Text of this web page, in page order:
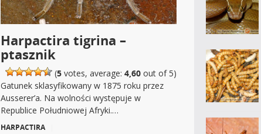
Harpactira tigrina –
ptasznik
(5 votes, average: 4,60 out of 5)
Gatunek sklasyfikowany w 1875 roku przez
Ausserer’a. Na wolności występuje w
Republice Południowej Afryki.…
HARPACTIRA